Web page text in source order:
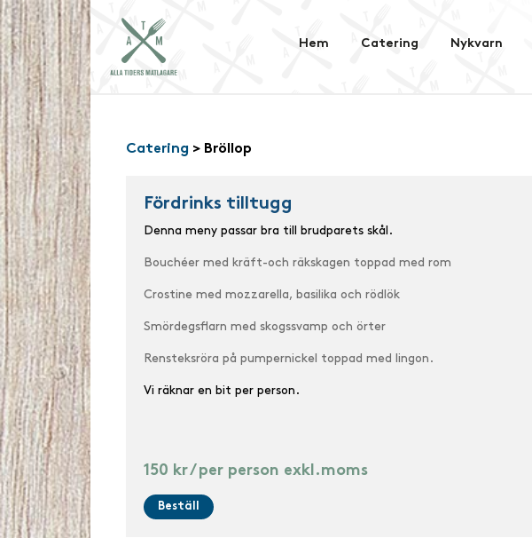
Hem Catering Nykvarn
Catering > Bröllop
Fördrinks tilltugg
Denna meny passar bra till brudparets skål.
Bouchéer med kräft-och räkskagen toppad med rom
Crostine med mozzarella, basilika och rödlök
Smördegsflarn med skogssvamp och örter
Rensteksröra på pumpernickel toppad med lingon.
Vi räknar en bit per person.
150 kr / per person exkl.moms
Beställ